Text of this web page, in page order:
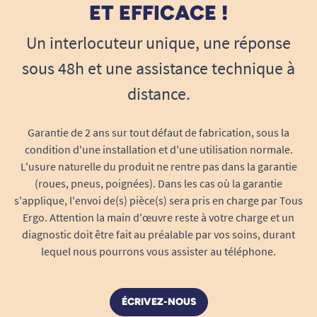
rebord sans perte d’équilibre, même sur sol
mouillé.
Sortie du bain facilitée :Permet de se
redresser et de retrouver appui lors du
passage debout, sans forcer ni solliciter les
personne accompagnante, qui peut
sécuriser le bain sans manipuler
excessivement la personne aidée.
Utilisateurs concernés et bénéfices
concrets
Personnes âgées :Pour qui la sécurité et
l’autonomie sont primordiales au
Personnes en convalescence, blessées ou à
mobilité réduite :Offre un point d’appui
ET EFFICACE !
Un interlocuteur unique, une réponse
sous 48h et une assistance technique à
distance.
Garantie de 2 ans sur tout défaut de fabrication, sous la
condition d'une installation et d'une utilisation normale.
L'usure naturelle du produit ne rentre pas dans la garantie
(roues, pneus, poignées). Dans les cas où la garantie
s'applique, l'envoi de(s) pièce(s) sera pris en charge par Tous
Ergo. Attention la main d'œuvre reste à votre charge et un
diagnostic doit être fait au préalable par vos soins, durant
lequel nous pourrons vous assister au téléphone.
ÉCRIVEZ-NOUS